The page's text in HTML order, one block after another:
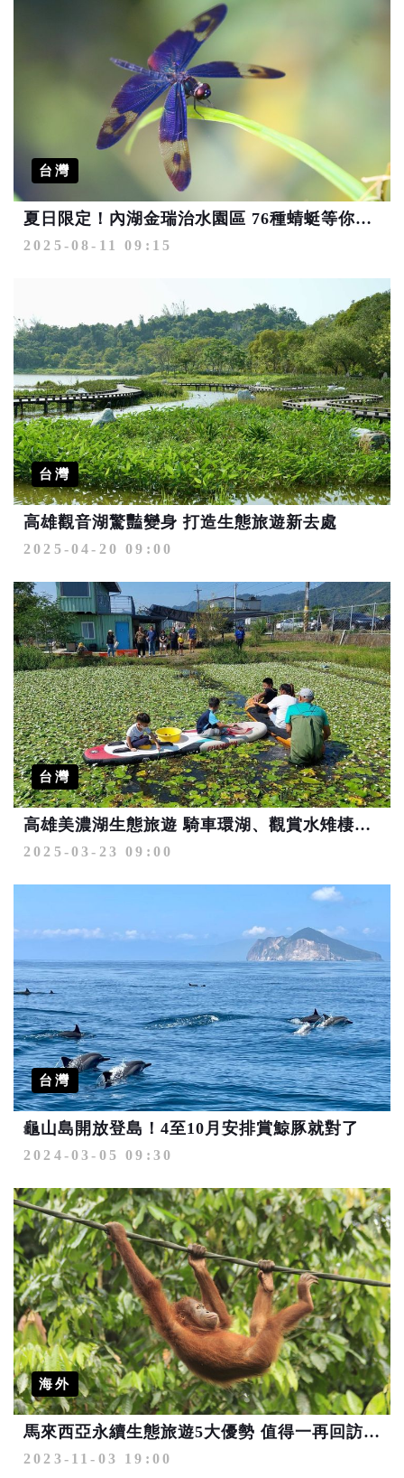
台灣
夏日限定！內湖金瑞治水園區 76種蜻蜓等你來解鎖
2025-08-11 09:15
台灣
高雄觀音湖驚豔變身 打造生態旅遊新去處
2025-04-20 09:00
台灣
高雄美濃湖生態旅遊 騎車環湖、觀賞水雉棲地天堂
2025-03-23 09:00
台灣
龜山島開放登島！4至10月安排賞鯨豚就對了
2024-03-05 09:30
海外
馬來西亞永續生態旅遊5大優勢 值得一再回訪！美食節再抽來回機票
2023-11-03 19:00